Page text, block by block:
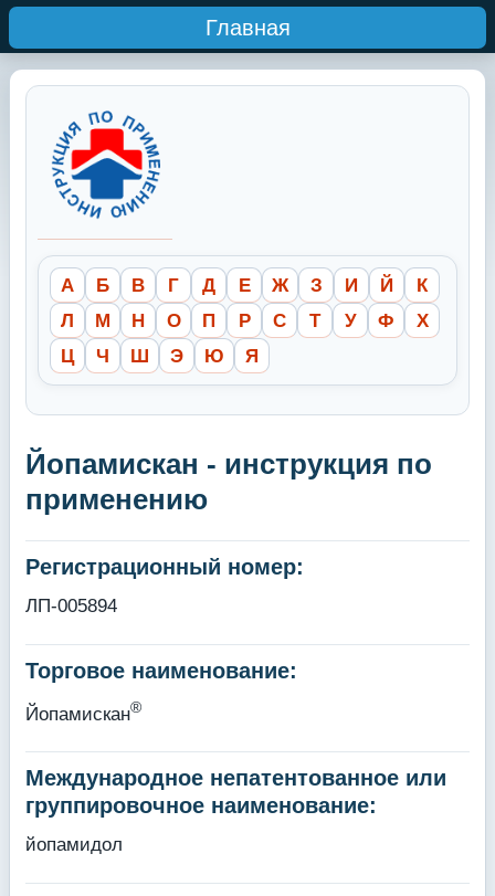
Главная
А Б В Г Д Е Ж З И Й
К
Л
М Н О П Р С Т У Ф
Х
Ц
Ч Ш Э Ю Я
Йопамискан - инструкция по
применению
Регистрационный номер:
ЛП-005894
Торговое наименование:
Йопамискан®
Международное непатентованное или
группировочное наименование:
йопамидол